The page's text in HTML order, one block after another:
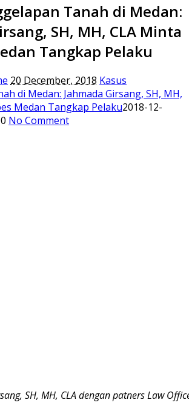
Tanah di Medan:
SH, MH, CLA Minta
Tangkap Pelaku
20 December, 2018 Kasus
di Medan: Jahmada Girsang, SH, MH,
Medan Tangkap Pelaku2018-12-
No Comment
SH, MH, CLA dengan patners Law